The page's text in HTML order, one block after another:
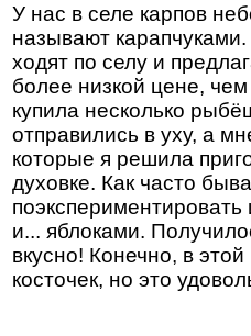
У нас в селе карпов
называют
ходят по селу и
более низкой цене,
купила несколько
отправились в уху, а
которые я решила
духовке. Как часто
и... яблоками.
вкусно! Конечно, в
косточек, но это